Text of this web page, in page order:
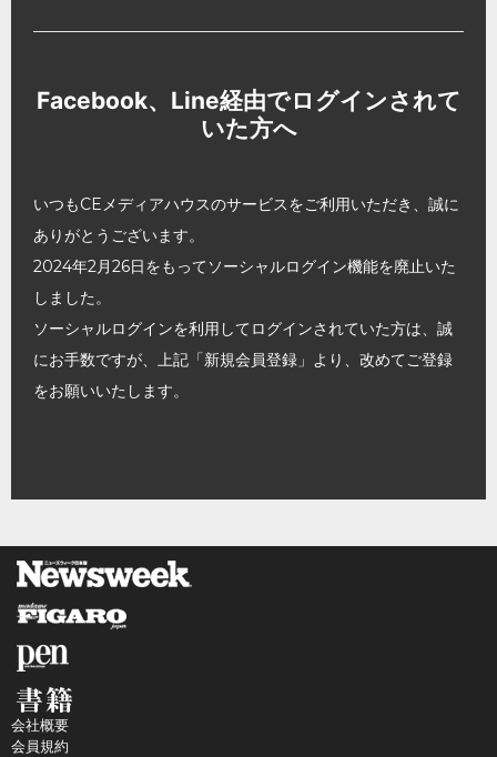
Facebook、Line経由でログインされて
いた方へ
いつもCEメディアハウスのサービスをご利用いただき、誠に
ありがとうございます。
2024年2月26日をもってソーシャルログイン機能を廃止いた
しました。
ソーシャルログインを利用してログインされていた方は、誠
にお手数ですが、上記「新規会員登録」より、改めてご登録
をお願いいたします。
会社概要
会員規約